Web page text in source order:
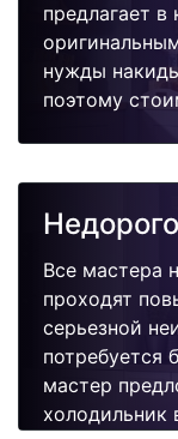
предлагает в
нужды
поэтому
Все мастера
проходят
серьезной
потребуется
мастер
холодильник